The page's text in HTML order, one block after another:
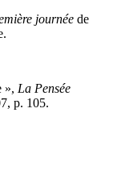
journée de
», La Pensée
p. 105.